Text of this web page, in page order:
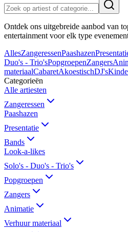
Ontdek ons uitgebreide aanbod van
entertainment voor elk type
AllesZangeressenPaashazen
Duo's - Trio'sPopgroepenZangers
materiaalCabaretAkoestischDJ's
Categorieën
Alle artiesten
Zangeressen
Paashazen
Presentatie
Bands
Look-a-likes
Solo's - Duo's - Trio's
Popgroepen
Zangers
Animatie
Verhuur materiaal